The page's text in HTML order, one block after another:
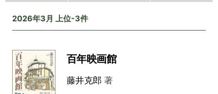
2026年3月 上位-3件
百年映画館
藤井克郎 著